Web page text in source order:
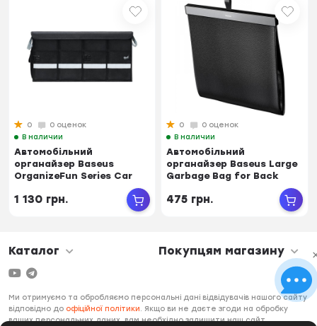
0
0 оценок
В наличии
Автомобільний
органайзер Baseus
OrganizeFun Series Car
Storage Box 60L Cluste...
1 130 грн.
0
0 оценок
В наличии
Автомобільний
органайзер Baseus Large
Garbage Bag for Back
475 грн.
Каталог Покупцям магазину
Ми отримуємо та обробляємо персональні дані відвідувачів нашого сайту
відповідно до офіційної політики. Якщо ви не даєте згоди на обробку
ваших персональних даних, вам необхідно залишити наш сайт.